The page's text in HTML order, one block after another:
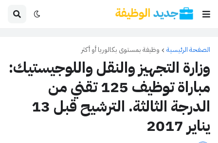
الصفحة الرئيسية وظيفة بمستوى بكالوريا أو أكثر
وزارة التجهيز والنقل واللوجيستيك:
مباراة توظيف 125 تقني من
الدرجة الثالثة. الترشيح قبل 13
يناير 2017